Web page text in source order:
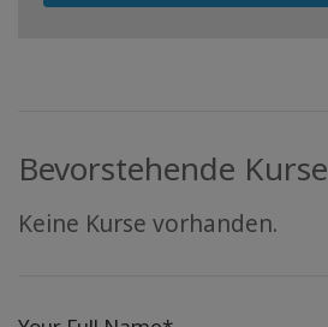
Bevorstehende Kurse
Keine Kurse vorhanden.